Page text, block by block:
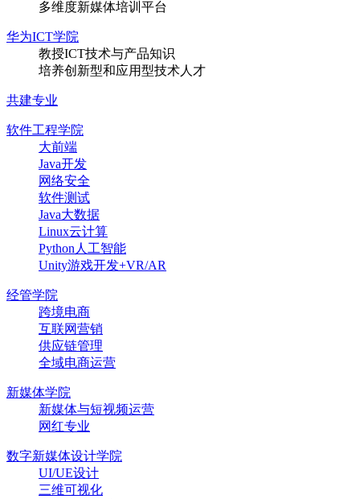
多维度新媒体培训平台
华为ICT学院
教授ICT技术与产品知识
培养创新型和应用型技术人才
共建专业
软件工程学院
大前端
Java开发
网络安全
软件测试
Java大数据
Linux云计算
Python人工智能
Unity游戏开发+VR/AR
经管学院
跨境电商
互联网营销
供应链管理
全域电商运营
新媒体学院
新媒体与短视频运营
网红专业
数字新媒体设计学院
UI/UE设计
三维可视化